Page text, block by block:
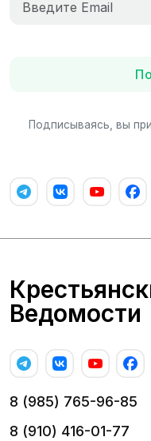
Подписываясь, вы
Ведомости
8 (985) 765-96-85
8 (910) 416-01-77